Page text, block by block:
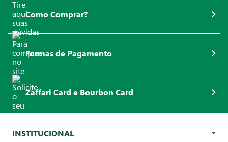
Como Comprar?
Formas de Pagamento
Zaffari Card e Bourbon Card
INSTITUCIONAL